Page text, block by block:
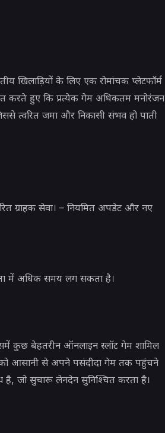
खिलाड़ियों के लिए एक रोमांचक प्लेटफॉर्म
करते हुए कि प्रत्येक गेम अधिकतम मनोरंजन
त्वरित जमा और निकासी संभव हो पाती
ग्राहक सेवा। – नियमित अपडेट और नए
में अधिक समय लग सकता है।
कुछ बेहतरीन ऑनलाइन स्लॉट गेम शामिल
को आसानी से अपने पसंदीदा गेम तक पहुंचने
जो सुचारू लेनदेन सुनिश्चित करता है।